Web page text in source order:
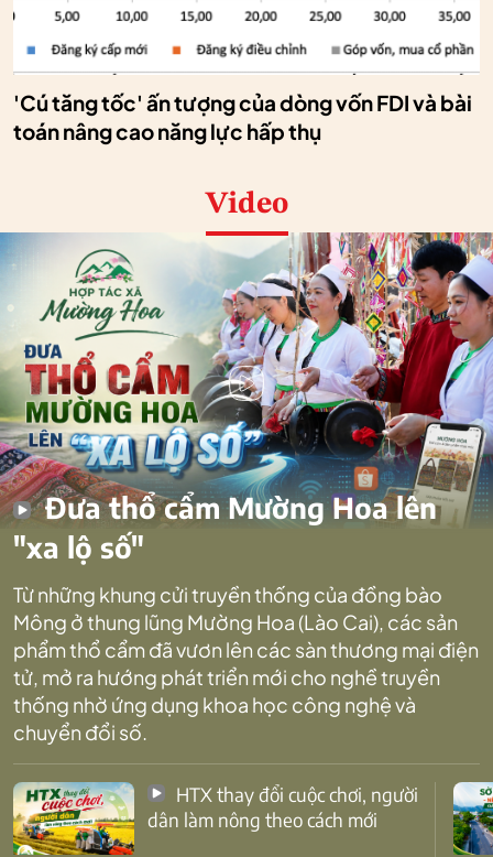
'Cú tăng tốc' ấn tượng của dòng vốn FDI và bài
toán nâng cao năng lực hấp thụ
Video
Đưa thổ cẩm Mường Hoa lên
"xa lộ số"
Từ những khung cửi truyền thống của đồng bào
Mông ở thung lũng Mường Hoa (Lào Cai), các sản
phẩm thổ cẩm đã vươn lên các sàn thương mại điện
tử, mở ra hướng phát triển mới cho nghề truyền
thống nhờ ứng dụng khoa học công nghệ và
chuyển đổi số.
dân làm nông theo cách mới